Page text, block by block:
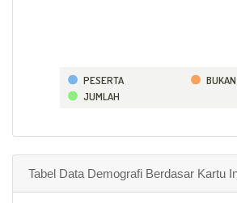
PESERTA
JUMLAH
Tabel Data Demografi Berdasar Kartu